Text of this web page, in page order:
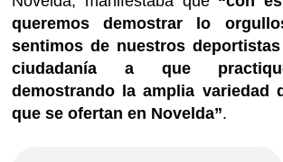
queremos demostrar lo
sentimos de nuestros
ciudadanía a que
demostrando la amplia variedad
que se ofertan en Novelda”.